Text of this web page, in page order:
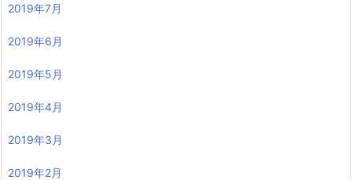
2019年7月
2019年6月
2019年5月
2019年4月
2019年3月
2019年2月